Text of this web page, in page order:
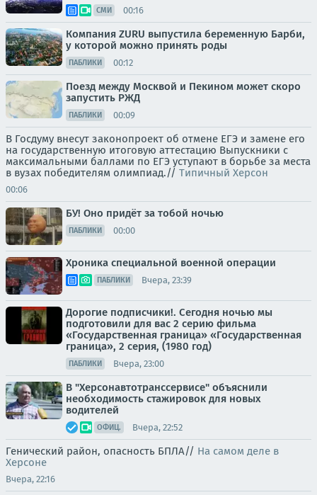
СМИ 00:16
Компания ZURU выпустила беременную Барби,
у которой можно принять роды
ПАБЛИКИ 00:12
Поезд между Москвой и Пекином может скоро
запустить РЖД
ПАБЛИКИ 00:09
В Госдуму внесут законопроект об отмене ЕГЭ и замене его
на государственную итоговую аттестацию Выпускники с
максимальными баллами по ЕГЭ уступают в борьбе за места
в вузах победителям олимпиад.// Типичный Херсон
00:06
БУ! Оно придёт за тобой ночью
ПАБЛИКИ 00:00
Хроника специальной военной операции
ПАБЛИКИ Вчера, 23:39
Дорогие подписчики!. Сегодня ночью мы
подготовили для вас 2 серию фильма
«Государственная граница» «Государственная
граница», 2 серия, (1980 год)
ПАБЛИКИ Вчера, 23:00
В "Херсонавтотранссервисе" объяснили
необходимость стажировок для новых
водителей
ОФИЦ. Вчера, 22:52
Генический район, опасность БПЛА// На самом деле в
Херсоне
Вчера, 22:16